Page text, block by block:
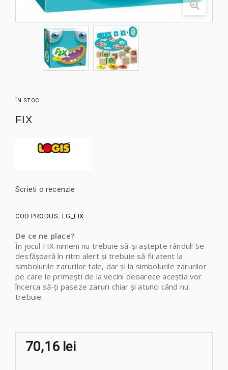
ÎN STOC
FIX
Scrieti o recenzie
COD PRODUS: LG_FIX
De ce ne place?
În jocul FIX nimeni nu trebuie să-și aștepte rândul! Se
desfășoară în ritm alert și trebuie să fii atent la
simbolurile zarurilor tale, dar și la simbolurile zarurilor
pe care le primești de la vecini deoarece aceștia vor
încerca să-ți paseze zaruri chiar și atunci când nu
trebuie.
70,16 lei